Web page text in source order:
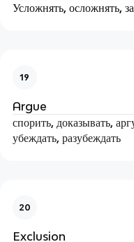
Усложнять, осложнять,
19
Argue
спорить, доказывать,
убеждать, разубеждать
20
Exclusion